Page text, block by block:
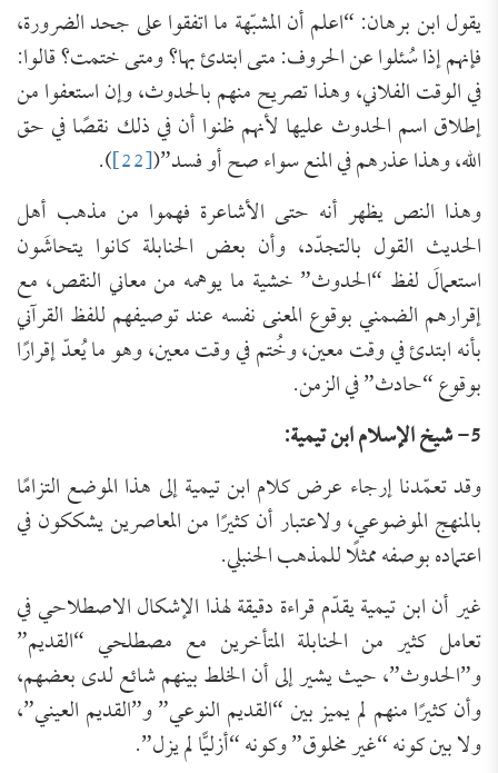
يقول ابن برهان: “اعلم أن المشبّهة ما اتفقوا على جحد الضرورة،
فإنهم إذا سُئلوا عن الحروف: متى ابتدئ بها؟ ومتى ختمت؟ قالوا:
في الوقت الفلاني، وهذا تصريح منهم بالحدوث، وإن استعفوا من
إطلاق اسم الحدوث عليها لأنهم ظنوا أن في ذلك نقصًا في حق
الله، وهذا عذرهم في المنع سواء صح أو فسد”([22]
).
وهذا النص يظهر أنه حتى الأشاعرة فهموا من مذهب أهل
الحديث القول بالتجدّد، وأن بعض الحنابلة كانوا يتحاشَون
استعمالَ لفظ “الحدوث” خشية ما يوهمه من معاني النقص، مع
إقرارهم الضمني بوقوع المعنى نفسه عند توصيفهم للفظ القرآني
بأنه ابتدئ في وقت معين، وخُتم في وقت معين، وهو ما يُعدّ إقرارًا
بوقوع “حادث” في الزمن.
5- شيخ الإسلام ابن تيمية:
وقد تعمّدنا إرجاء عرض كلام ابن تيمية إلى هذا الموضع التزامًا
بالمنهج الموضوعي، ولاعتبار أن كثيرًا من المعاصرين يشككون في
اعتماده بوصفه ممثلًا للمذهب الحنبلي.
غير أن ابن تيمية يقدّم قراءة دقيقة لهذا الإشكال الاصطلاحي في
تعامل كثير من الحنابلة المتأخرين مع مصطلحي “القديم”
و”الحدوث”، حيث يشير إلى أن الخلط بينهم شائع لدى بعضهم،
وأن كثيرًا منهم لم يميز بين “القديم النوعي” و”القديم العيني”،
ولا بين كونه “غير مخلوق” وكونه “أزليًّا لم يزل”.